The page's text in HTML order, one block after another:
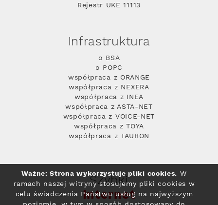
Rejestr UKE 11113
Infrastruktura
o BSA
o POPC
współpraca z ORANGE
współpraca z NEXERA
współpraca z INEA
współpraca z ASTA-NET
współpraca z VOICE-NET
współpraca z TOYA
współpraca z TAURON
Szybki
Internet
Ważne: Strona wykorzystuje pliki cookies. W
ramach naszej witryny stosujemy pliki cookies w
celu świadczenia Państwu usług na najwyższym